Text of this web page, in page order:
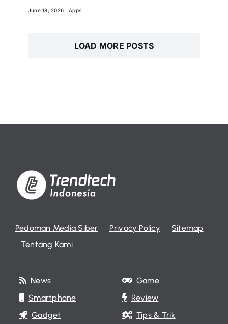
June 18, 2026 Apps
LOAD MORE POSTS
Pedoman Media Siber Privacy Policy
Sitemap
Tentang Kami
News
Smartphone
Gadget
Game
Review
Tips & Trik